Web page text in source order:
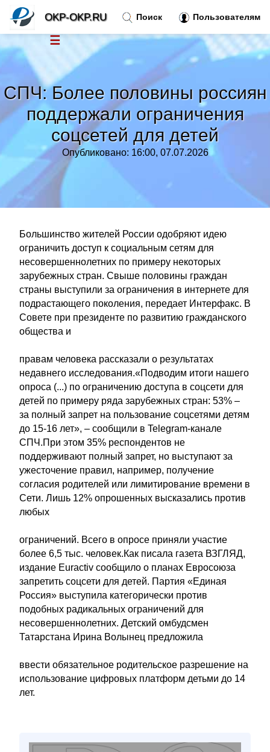
СПЧ: Более половины россиян
поддержали ограничения
соцсетей для детей
Опубликовано: 16:00, 07.07.2026
Большинство жителей России одобряют идею
ограничить доступ к социальным сетям для
несовершеннолетних по примеру некоторых
зарубежных стран. Свыше половины граждан
страны выступили за ограничения в интернете для
подрастающего поколения, передает Интерфакс. В
Совете при президенте по развитию гражданского
общества и
правам человека рассказали о результатах
недавнего исследования.«Подводим итоги нашего
опроса (...) по ограничению доступа в соцсети для
детей по примеру ряда зарубежных стран: 53% –
за полный запрет на пользование соцсетями детям
до 15-16 лет», – сообщили в Telegram-канале
СПЧ.При этом 35% респондентов не
поддерживают полный запрет, но выступают за
ужесточение правил, например, получение
согласия родителей или лимитирование времени в
Сети. Лишь 12% опрошенных высказались против
любых
ограничений. Всего в опросе приняли участие
более 6,5 тыс. человек.Как писала газета ВЗГЛЯД,
издание Euractiv сообщило о планах Евросоюза
запретить соцсети для детей. Партия «Единая
Россия» выступила категорически против
подобных радикальных ограничений для
несовершеннолетних. Детский омбудсмен
Татарстана Ирина Волынец предложила
ввести обязательное родительское разрешение на
использование цифровых платформ детьми до 14
лет.
Поиск Пользователям
OKP-OKP.RU
☰
Новости
Тренды новостей»
Рубрики»
Правила »
Контакт»